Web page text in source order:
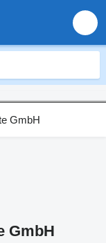
GmbH